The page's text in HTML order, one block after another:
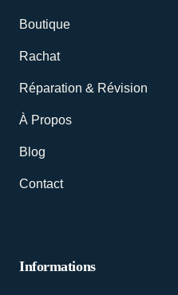
Boutique
Rachat
Réparation & Révision
À Propos
Blog
Contact
Informations